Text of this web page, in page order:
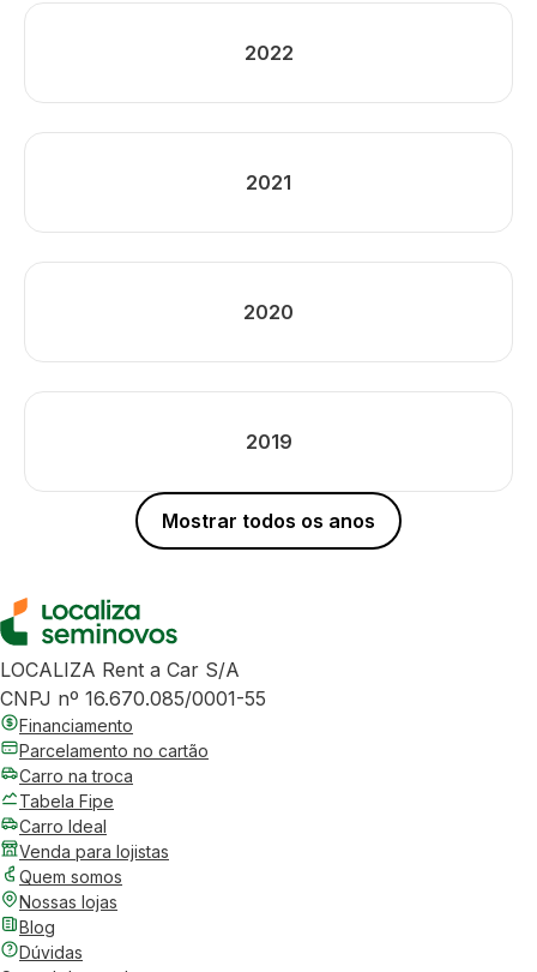
2022
2021
2020
2019
Mostrar todos os anos
LOCALIZA Rent a Car S/A
CNPJ nº 16.670.085/0001-55
Financiamento
Parcelamento no cartão
Carro na troca
Tabela Fipe
Carro Ideal
Venda para lojistas
Quem somos
Nossas lojas
Blog
Dúvidas